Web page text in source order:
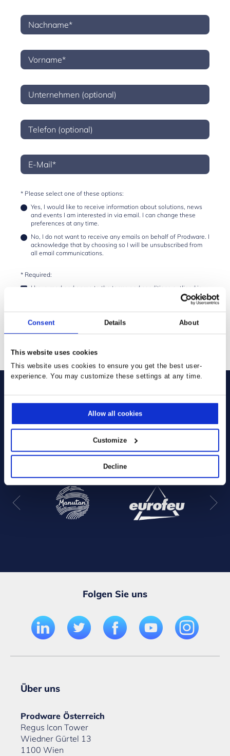
Consent Details About
This website uses cookies
This website uses cookies to ensure you get the best user-
experience. You may customize these settings at any time.
Allow all cookies
Customize
Decline
* Please select one of these options:
Yes, I would like to receive information about solutions, news
and events I am interested in via email. I can change these
preferences at any time.
No, I do not want to receive any emails on behalf of Prodware. I
acknowledge that by choosing so I will be unsubscribed from
all email communications.
* Required:
I have read and agree to the terms and conditions outlined in
means personal information will be transmitted
Sie verwenden bereits unsere
Lösungen:
Folgen Sie uns
Über uns
Prodware Österreich
Regus Icon Tower
Wiedner Gürtel 13
1100 Wien